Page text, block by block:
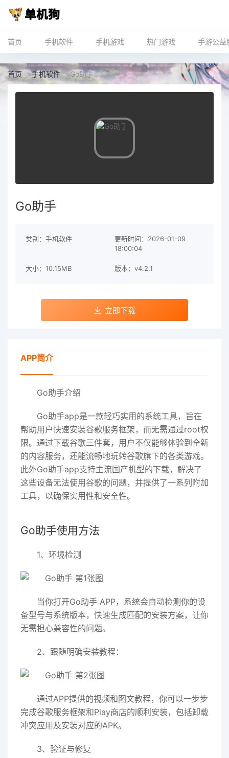
首页 手机软件 手机游戏 热门游戏 手游公益
首页 >手机软件 >Go助手
Go助手
类别：手机软件
更新时间：2026-01-09
18:00:04
大小：10.15MB 版本：v4.2.1
立即下载
APP简介
Go助手介绍
Go助手app是一款轻巧实用的系统工具，旨在
帮助用户快速安装谷歌服务框架，而无需通过root权
限。通过下载谷歌三件套，用户不仅能够体验到全新
的内容服务，还能流畅地玩转谷歌旗下的各类游戏。
此外Go助手app支持主流国产机型的下载，解决了
这些设备无法使用谷歌的问题，并提供了一系列附加
工具，以确保实用性和安全性。
Go助手使用方法
1、环境检测
当你打开Go助手 APP，系统会自动检测你的设
备型号与系统版本，快速生成匹配的安装方案，让你
无需担心兼容性的问题。
2、跟随明确安装教程：
通过APP提供的视频和图文教程 ，你可以一步步
完成谷歌服务框架和Play商店的顺利安装，包括卸载
冲突应用及安装对应的APK。
3、验证与修复